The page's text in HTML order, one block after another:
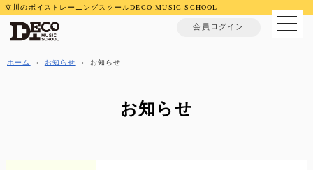
立川のボイストレーニングスクールDECO MUSIC SCHOOL
会員ログイン
MENU
ホーム › お知らせ › お知らせ
お知らせ